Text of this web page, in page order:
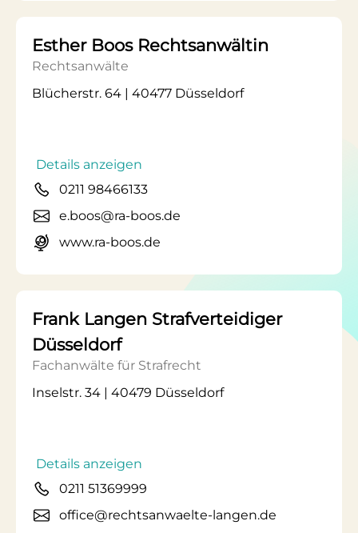
Esther Boos Rechtsanwältin
Rechtsanwälte
Blücherstr. 64 | 40477 Düsseldorf
Details anzeigen
0211 98466133
e.boos@ra-boos.de
www.ra-boos.de
Frank Langen Strafverteidiger
Düsseldorf
Fachanwälte für Strafrecht
Inselstr. 34 | 40479 Düsseldorf
Details anzeigen
0211 51369999
office@rechtsanwaelte-langen.de